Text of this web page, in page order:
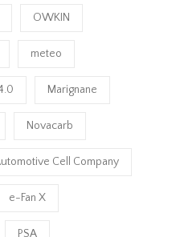
OWKIN
meteo
Marignane
Novacarb
Cell Company
e-Fan X
PSA